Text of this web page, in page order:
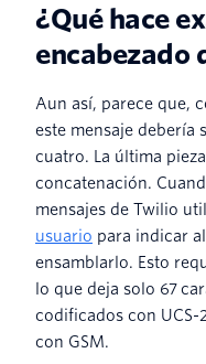
¿Qué hace
encabezado
Aun así, parece que,
este mensaje debería
cuatro. La última
concatenación.
mensajes de Twilio
usuario para indicar
ensamblarlo. Esto
lo que deja solo 67
codificados con UCS-
con GSM.